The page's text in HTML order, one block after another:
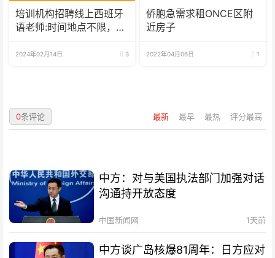
培训机构招聘线上西班牙
语老师:时间地点不限，可
2024年02月14日 3
侨胞急需求租ONCE区附
近房子
2022年04月06日 1
最新 最早 最热 评分最高
0条评论
中方：对与美国执法部门加强对话
沟通持开放态度
中国新闻网 1天前
中方谈广岛核爆81周年：日方应对